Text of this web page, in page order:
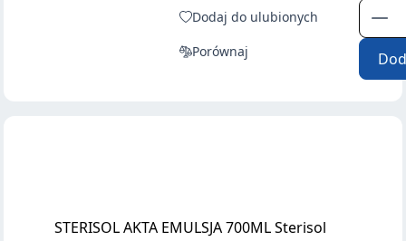
Dodaj do ulubionych
Porównaj
STERISOL AKTA EMULSJA 700ML Sterisol